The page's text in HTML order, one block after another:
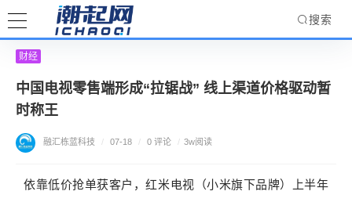
搜索
财经
中国电视零售端形成“拉锯战” 线上渠道价格驱动暂
时称王
融汇栋蓝科技 / 07-18 / 0 评论 / 3w阅读
依靠低价抢单获客户，红米电视（小米旗下品牌）上半年